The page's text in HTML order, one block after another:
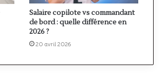
Salaire copilote vs commandant
de bord : quelle différence en
2026 ?
20 avril 2026